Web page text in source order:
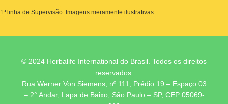
1ª linha de Supervisão. Imagens meramente ilustrativas.
© 2024 Herbalife International do Brasil. Todos os direitos
reservados.
Rua Werner Von Siemens, nº 111, Prédio 19 – Espaço 03
– 2° Andar, Lapa de Baixo, São Paulo – SP, CEP 05069-